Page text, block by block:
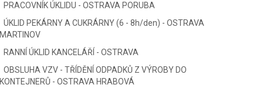
PRACOVNÍK ÚKLIDU - OSTRAVA PORUBA
ÚKLID PEKÁRNY A CUKRÁRNY (6 - 8h/den) - OSTRAVA
MARTINOV
RANNÍ ÚKLID KANCELÁŘÍ - OSTRAVA
OBSLUHA VZV - TŘÍDĚNÍ ODPADKŮ Z VÝROBY DO
KONTEJNERŮ - OSTRAVA HRABOVÁ